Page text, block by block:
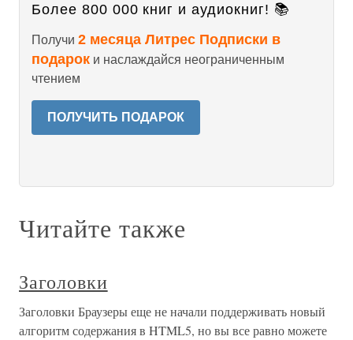
Более 800 000 книг и аудиокниг! 📚
Получи 2 месяца Литрес Подписки в
подарок и наслаждайся неограниченным
чтением
ПОЛУЧИТЬ ПОДАРОК
Читайте также
Заголовки
Заголовки Браузеры еще не начали поддерживать новый
алгоритм содержания в HTML5, но вы все равно можете